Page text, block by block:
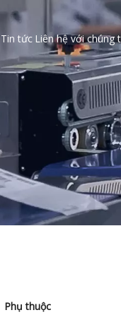
Tin tức Liên hệ với chúng
Phụ thuộc